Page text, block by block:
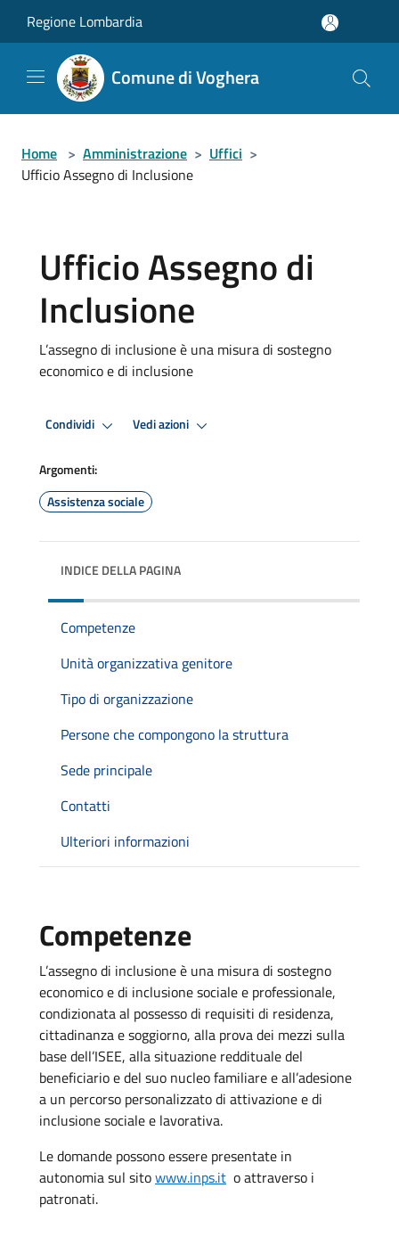
Regione Lombardia
Comune di Voghera
Home > Amministrazione > Uffici >
Ufficio Assegno di Inclusione
Ufficio Assegno di
Inclusione
L’assegno di inclusione è una misura di sostegno
economico e di inclusione
Condividi Vedi azioni
Argomenti:
Assistenza sociale
INDICE DELLA PAGINA
Competenze
Unità organizzativa genitore
Tipo di organizzazione
Persone che compongono la struttura
Sede principale
Contatti
Ulteriori informazioni
Competenze
L’assegno di inclusione è una misura di sostegno
economico e di inclusione sociale e professionale,
condizionata al possesso di requisiti di residenza,
cittadinanza e soggiorno, alla prova dei mezzi sulla
base dell’ISEE, alla situazione reddituale del
beneficiario e del suo nucleo familiare e all’adesione
a un percorso personalizzato di attivazione e di
inclusione sociale e lavorativa.
Le domande possono essere presentate in
autonomia sul sitowww.inps.it o attraverso i
patronati.